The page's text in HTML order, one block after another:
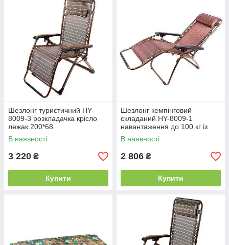
Шезлонг туристичний HY-
8009-3 розкладачка крісло
лежак 200*68
В наявності
3 220 ₴
Купити
Шезлонг кемпінговий
складаний HY-8009-1
навантаження до 100 кг із
підголівником туристичне
крісло
В наявності
2 806 ₴
Купити